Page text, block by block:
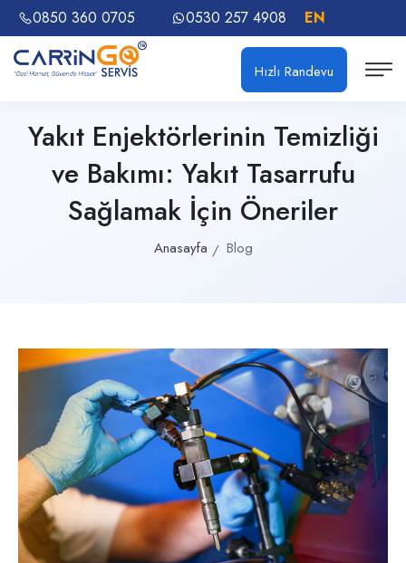
0850 360 0705 0530 257 4908 EN
Hızlı Randevu
Yakıt Enjektörlerinin Temizliği
ve Bakımı: Yakıt Tasarrufu
Sağlamak İçin Öneriler
Anasayfa Blog